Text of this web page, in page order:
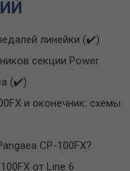
линейки (✔️)
секции Power
(✔️)
и оконечник: схемы
CP-100FX?
от Line 6